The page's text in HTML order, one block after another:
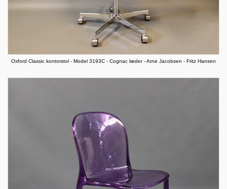
Oxford Classic kontorstol - Model 3193C - Cognac læder - Arne Jacobsen - Fritz Hansen